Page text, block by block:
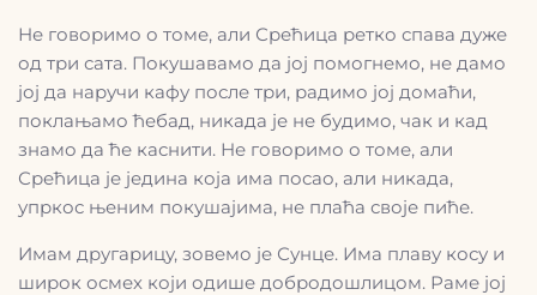
Не говоримо о томе, али Срећица ретко спава дуже
од три сата. Покушавамо да јој помогнемо, не дамо
јој да наручи кафу после три, радимо јој домаћи,
поклањамо ћебад, никада је не будимо, чак и кад
знамо да ће каснити. Не говоримо о томе, али
Срећица је једина која има посао, али никада,
упркос њеним покушајима, не плаћа своје пиће.
Имам другарицу, зовемо је Сунце. Има плаву косу и
широк осмех који одише добродошлицом. Раме јој